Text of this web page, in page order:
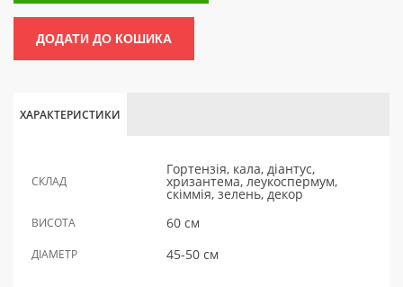
ДОДАТИ ДО КОШИКА
ХАРАКТЕРИСТИКИ
СКЛАД
Гортензія, кала, діантус,
хризантема, леукоспермум,
скіммія, зелень, декор
ВИСОТА 60 см
ДІАМЕТР 45-50 см